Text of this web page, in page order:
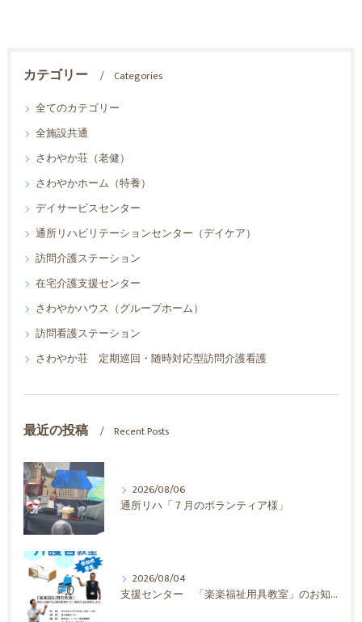
カテゴリー
Categories
全てのカテゴリー
全施設共通
さわやか荘（老健）
さわやかホーム（特養）
デイサービスセンター
通所リハビリテーションセンター（デイケア）
訪問介護ステーション
在宅介護支援センター
さわやかハウス（グループホーム）
訪問看護ステーション
さわやか荘 定期巡回・随時対応型訪問介護看護
最近の投稿 Recent Posts
2026/08/06
通所リハ「７月のボランティア様」
2026/08/04
支援センター 「楽楽福祉用具教室」のお知らせ